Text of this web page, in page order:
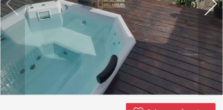
Contato